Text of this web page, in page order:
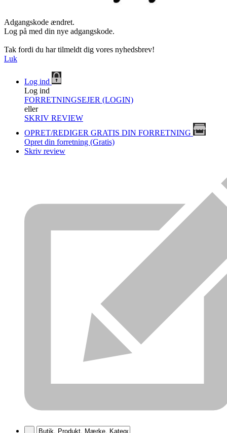
Adgangskode ændret.
Log på med din nye adgangskode.
Tak fordi du har tilmeldt dig vores nyhedsbrev!
Luk
Log ind
Log ind
FORRETNINGSEJER (LOGIN)
eller
SKRIV REVIEW
OPRET/REDIGER GRATIS DIN FORRETNING
Opret din forretning (Gratis)
Skriv review